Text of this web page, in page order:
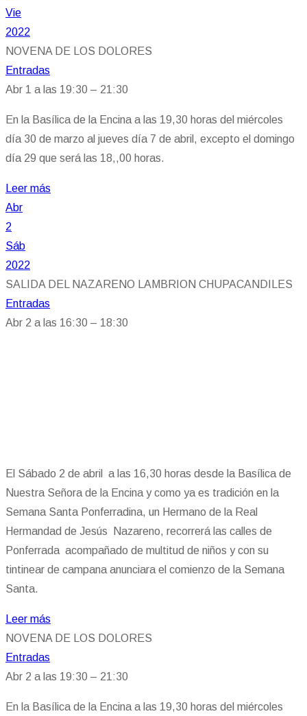
Vie
2022
NOVENA DE LOS DOLORES
Entradas
Abr 1 a las 19:30 – 21:30
En la Basílica de la Encina a las 19,30 horas del miércoles
día 30 de marzo al jueves día 7 de abril, excepto el domingo
día 29 que será las 18,,00 horas.
Leer más
Abr
2
Sáb
2022
SALIDA DEL NAZARENO LAMBRION CHUPACANDILES
Entradas
Abr 2 a las 16:30 – 18:30
El Sábado 2 de abril a las 16,30 horas desde la Basílica de
Nuestra Señora de la Encina y como ya es tradición en la
Semana Santa Ponferradina, un Hermano de la Real
Hermandad de Jesús Nazareno, recorrerá las calles de
Ponferrada acompañado de multitud de niños y con su
tintinear de campana anunciara el comienzo de la Semana
Santa.
Leer más
NOVENA DE LOS DOLORES
Entradas
Abr 2 a las 19:30 – 21:30
En la Basílica de la Encina a las 19,30 horas del miércoles